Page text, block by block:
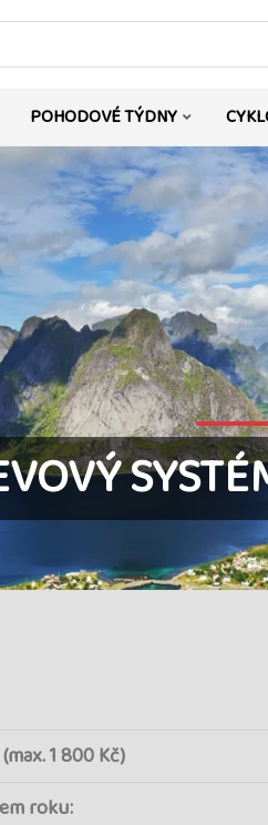
POHODOVÉ TÝDNY
1 800 Kč)
roku: